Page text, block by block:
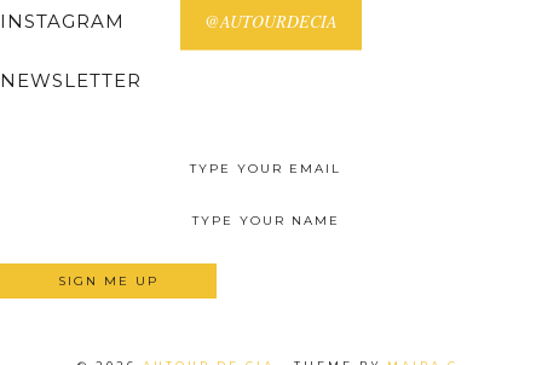
INSTAGRAM @AUTOURDECIA
NEWSLETTER